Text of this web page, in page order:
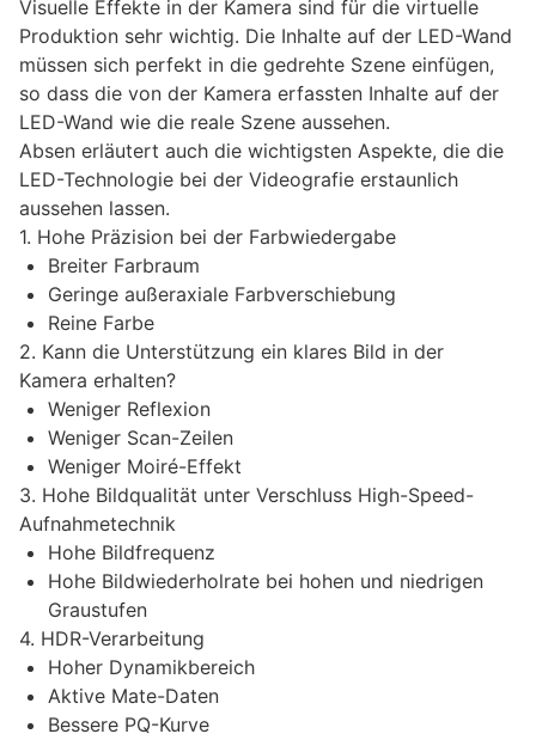
Visuelle Effekte in der Kamera sind für die virtuelle
Produktion sehr wichtig. Die Inhalte auf der LED-Wand
müssen sich perfekt in die gedrehte Szene einfügen,
so dass die von der Kamera erfassten Inhalte auf der
LED-Wand wie die reale Szene aussehen.
Absen erläutert auch die wichtigsten Aspekte, die die
LED-Technologie bei der Videografie erstaunlich
aussehen lassen.
1. Hohe Präzision bei der Farbwiedergabe
Breiter Farbraum
Geringe außeraxiale Farbverschiebung
Reine Farbe
2. Kann die Unterstützung ein klares Bild in der
Kamera erhalten?
Weniger Reflexion
Weniger Scan-Zeilen
Weniger Moiré-Effekt
3. Hohe Bildqualität unter Verschluss High-Speed-
Aufnahmetechnik
Hohe Bildfrequenz
Hohe Bildwiederholrate bei hohen und niedrigen
Graustufen
4. HDR-Verarbeitung
Hoher Dynamikbereich
Aktive Mate-Daten
Bessere PQ-Kurve